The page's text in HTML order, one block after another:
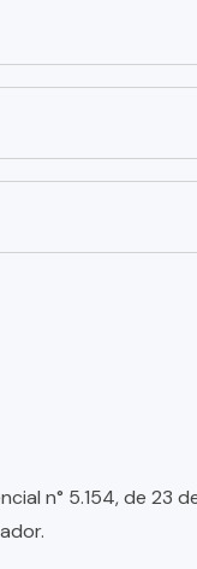
n° 5.154, de 23